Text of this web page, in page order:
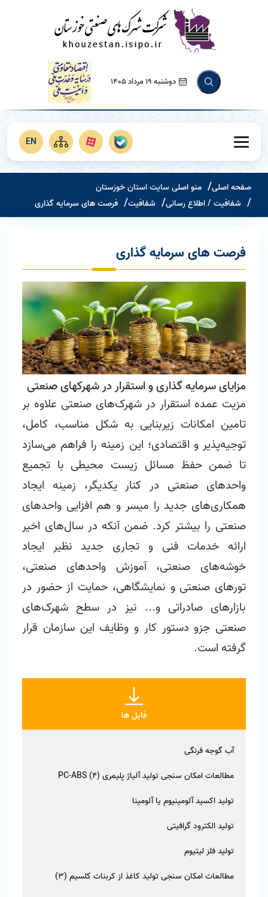
دوشنبه 19 مرداد 1405
EN
صفحه اصلی
منو اصلی سایت استان خوزستان
شفافیت / اطلاع رسانی
شفافیت فرصت های سرمایه گذاری
فرصت های سرمایه گذاری
مزایای سرمایه‏ گذاری و استقرار در شهرک‏های صنعتی
مزیت عمده استقرار در شهرک‌های صنعتی علاوه بر
تامین امکانات زیربنایی به شکل مناسب، کامل،
توجیه‌پذیر و اقتصادی؛ این زمینه را فراهم می‌سازد
تا ضمن حفظ مسائل زیست‌ محیطی با تجمیع
واحدهای صنعتی در کنار یکدیگر، زمینه ایجاد
همکاری‌های جدید را میسر و هم افزایی واحدهای
صنعتی را بیشتر کرد. ضمن آنکه در سال‌‌های اخیر
ارائه خدمات فنی و تجاری جدید نظیر ایجاد
خوشه‌های صنعتی، آموزش‌ واحدهای صنعتی،
تورهای صنعتی و نمایشگاهی، حمایت از حضور در
بازارهای صادراتی و... نیز در سطح شهرک‌های
صنعتی جزو دستور کار و وظایف این سازمان قرار
گرفته است.
فایل ها
آب گوجه فرنگی
مطالعات امکان سنجی تولید آلیاژ پلیمری PC-ABS (4)
تولید اکسید آلومینیوم یا آلومینا
تولید الکترود گرافیتی
تولید فلز لیتیوم
مطالعات امکان سنجی تولید کاغذ از کربنات کلسیم (3)